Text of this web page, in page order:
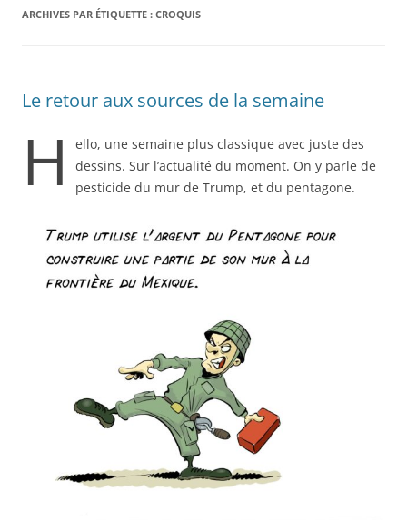
ARCHIVES PAR ÉTIQUETTE : CROQUIS
Le retour aux sources de la semaine
H
ello, une semaine plus classique avec juste des
dessins. Sur l’actualité du moment. On y parle de
pesticide du mur de Trump, et du pentagone.